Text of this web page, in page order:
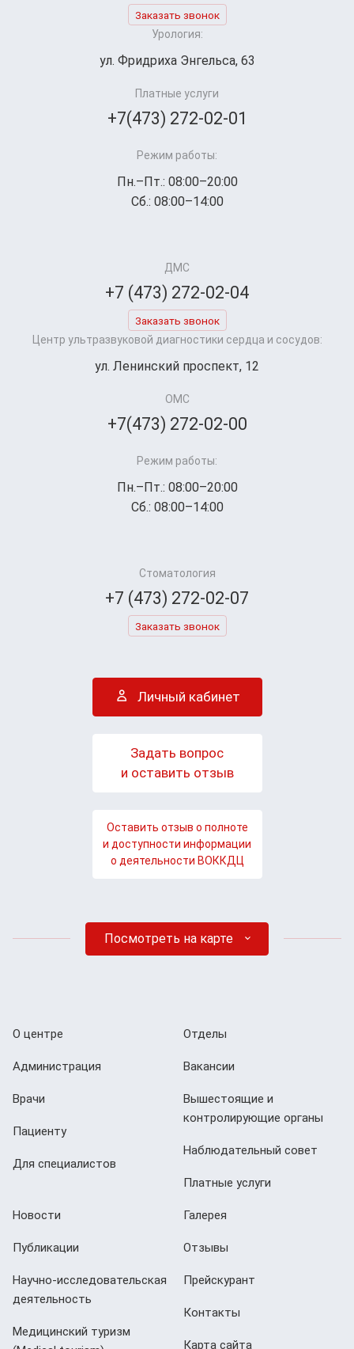
Заказать звонок
Урология:
ул. Фридриха Энгельса, 63
Платные услуги
+7(473) 272-02-01
Режим работы:
Пн.–Пт.: 08:00–20:00
Сб.: 08:00–14:00
ДМС
+7 (473) 272-02-04
Заказать звонок
Центр ультразвуковой диагностики сердца и сосудов:
ул. Ленинский проспект, 12
ОМС
+7(473) 272-02-00
Режим работы:
Пн.–Пт.: 08:00–20:00
Сб.: 08:00–14:00
Стоматология
+7 (473) 272-02-07
Заказать звонок
Личный кабинет
Задать вопрос
и оставить отзыв
Оставить отзыв о полноте
и доступности информации
о деятельности ВОККДЦ
Посмотреть на карте
О центре
Администрация
Врачи
Пациенту
Для специалистов
Отделы
Вакансии
Вышестоящие и
контролирующие органы
Наблюдательный совет
Платные услуги
Новости
Публикации
Научно-исследовательская
деятельность
Медицинский туризм
Галерея
Отзывы
Прейскурант
Контакты
Карта сайта